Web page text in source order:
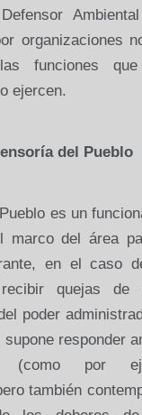
organizaciones
funciones
ejercen.
del Pueblo
es un
marco del área
en el caso
quejas de
poder
responder
(como por
también